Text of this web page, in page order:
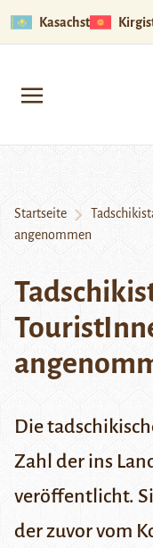
Kasachstan
Startseite
angenommen
Die
Zahl der ins
veröffentlicht.
der zuvor vom